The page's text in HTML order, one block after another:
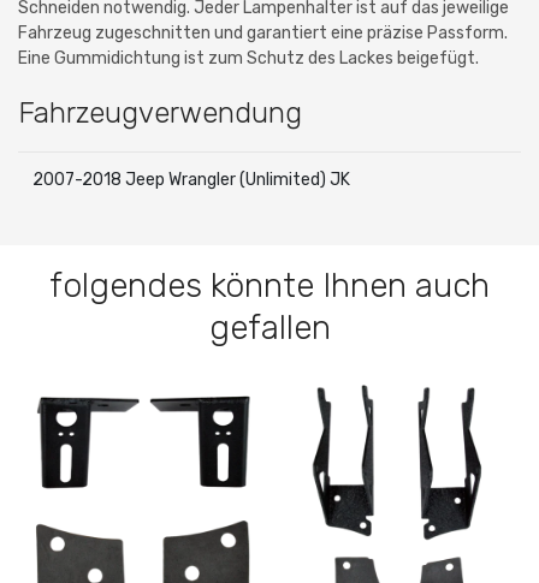
Schneiden notwendig. Jeder Lampenhalter ist auf das jeweilige
Fahrzeug zugeschnitten und garantiert eine präzise Passform.
Eine Gummidichtung ist zum Schutz des Lackes beigefügt.
Fahrzeugverwendung
2007-2018 Jeep Wrangler (Unlimited) JK
folgendes könnte Ihnen auch
gefallen